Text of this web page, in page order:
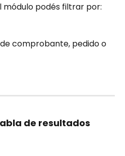
módulo podés filtrar por:
comprobante, pedido o
de resultados